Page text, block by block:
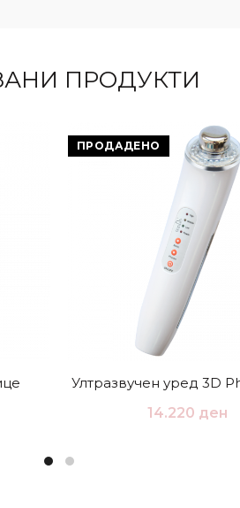
ПРОДУКТИ
ПРОДАДЕНО
Ултразвучен уред 3D
14.220 ден